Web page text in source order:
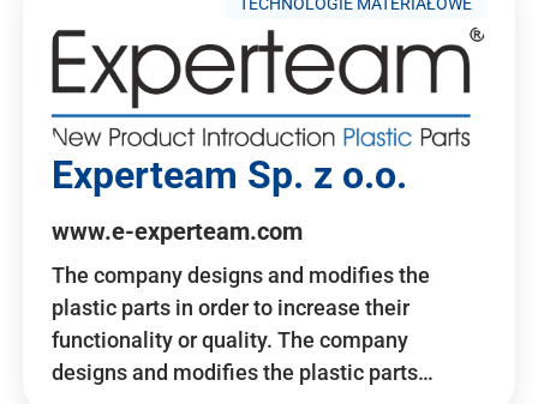
Experteam Sp. z o.o.
www.e-experteam.com
The company designs and modifies the
plastic parts in order to increase their
functionality or quality. The company
designs and modifies the plastic parts…